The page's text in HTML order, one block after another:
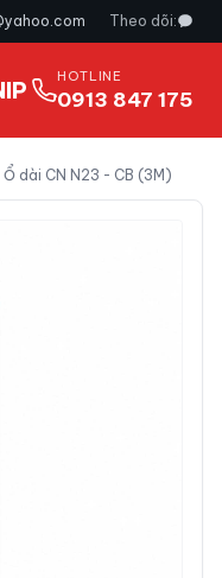
Theo dõi:
HOTLINE
0913 847 175
Ổ dài CN N23 - CB (3M)